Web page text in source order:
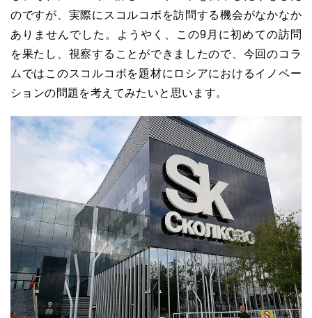
のですが、実際にスコルコボを訪問する機会がなかなか
ありませんでした。ようやく、この9月に初めての訪問
を果たし、視察することができましたので、今回のコラ
ムではこのスコルコボを題材にロシアにおけるイノベー
ションの問題を考えてみたいと思います。